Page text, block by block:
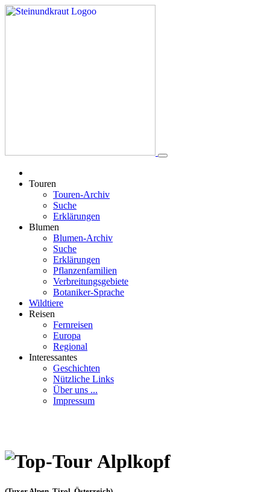
Touren
Touren-Archiv
Suche
Erklärungen
Blumen
Blumen-Archiv
Suche
Erklärungen
Pflanzenfamilien
Verbreitungsgebiete
Botaniker-Sprache
Wildtiere
Reisen
Fernreisen
Europa
Regional
Interessantes
Geschichten
Nützliche Links
Über uns ...
Impressum
Alplkopf